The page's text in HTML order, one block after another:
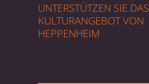
UNTERSTÜTZEN SIE DAS
KULTURANGEBOT VON
HEPPENHEIM